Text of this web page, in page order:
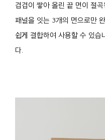
겹겹이 쌓아 올린 끝 면이 절
패널을 잇는 3개의 면으로만
쉽게 결합하여 사용할 수 있습
다.